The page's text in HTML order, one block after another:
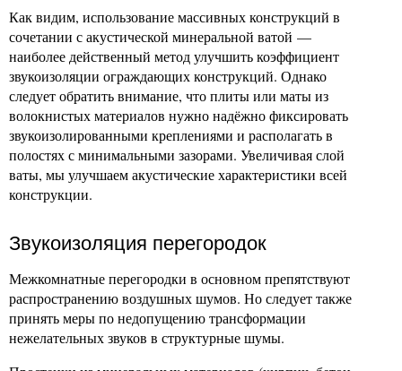
Как видим, использование массивных конструкций в
сочетании с акустической минеральной ватой —
наиболее действенный метод улучшить коэффициент
звукоизоляции ограждающих конструкций. Однако
следует обратить внимание, что плиты или маты из
волокнистых материалов нужно надёжно фиксировать
звукоизолированными креплениями и располагать в
полостях с минимальными зазорами. Увеличивая слой
ваты, мы улучшаем акустические характеристики всей
конструкции.
Звукоизоляция перегородок
Межкомнатные перегородки в основном препятствуют
распространению воздушных шумов. Но следует также
принять меры по недопущению трансформации
нежелательных звуков в структурные шумы.